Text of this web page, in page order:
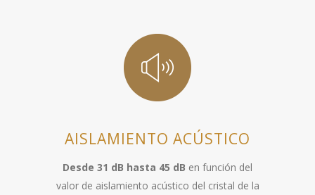
AISLAMIENTO ACÚSTICO
Desde 31 dB hasta 45 dB en función del
valor de aislamiento acústico del cristal de la